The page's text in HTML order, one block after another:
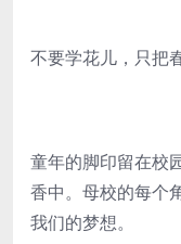
不要学花儿，只把
童年的脚印留在校
香中。母校的每个
我们的梦想。